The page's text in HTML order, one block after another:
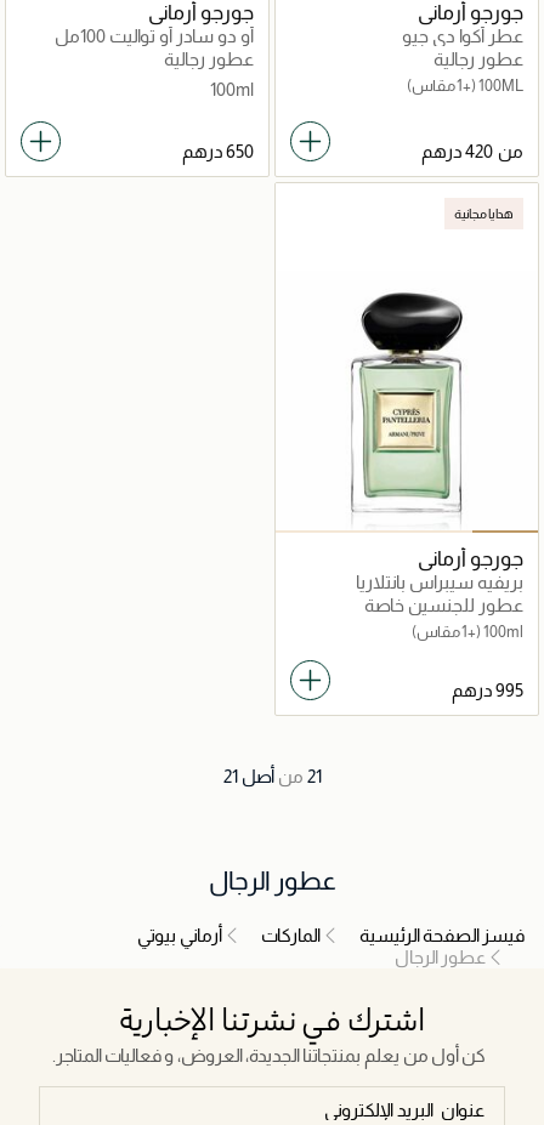
جورجو أرماني
عطر أكوا دي جيو
عطور رجالية
100ML (+1 مقاس)
من
جورجو أرماني
أو دو سادر أو تواليت 100مل
عطور رجالية
100ml
هدايا مجانية
جورجو أرماني
بريفيه سيبراس بانتلاريا
عطور للجنسين خاصة
100ml (+1 مقاس)
21 من أصل 21
عطور الرجال
فيسز الصفحة الرئيسية الماركات
أرماني بيوتي
عطور الرجال
اشترك في نشرتنا الإخبارية
كن أول من يعلم بمنتجاتنا الجديدة، العروض، و فعاليات المتاجر.